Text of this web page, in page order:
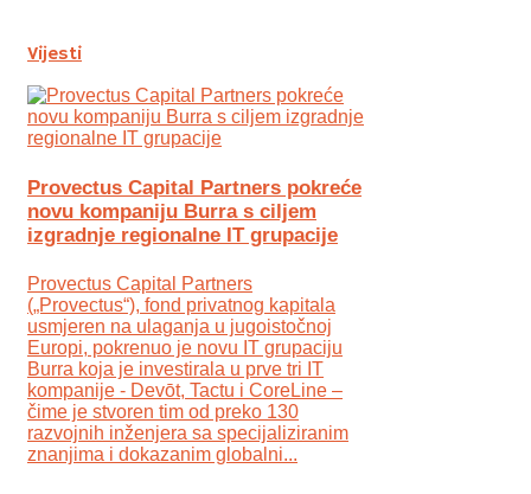
Vijesti
Provectus Capital Partners pokreće
novu kompaniju Burra s ciljem
izgradnje regionalne IT grupacije
Provectus Capital Partners
(„Provectus“), fond privatnog kapitala
usmjeren na ulaganja u jugoistočnoj
Europi, pokrenuo je novu IT grupaciju
Burra koja je investirala u prve tri IT
kompanije - Devōt, Tactu i CoreLine –
čime je stvoren tim od preko 130
razvojnih inženjera sa specijaliziranim
znanjima i dokazanim globalni...